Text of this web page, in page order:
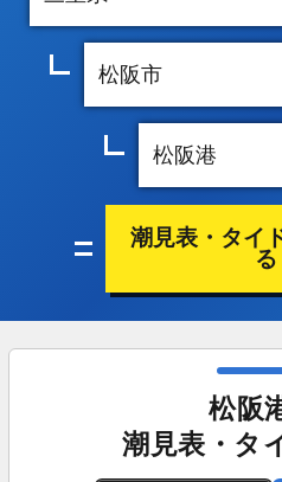
潮見表・タイ
る
松阪
潮見表・タ